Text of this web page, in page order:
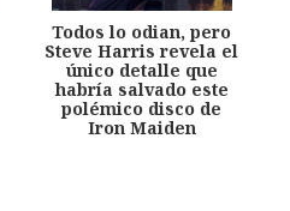
Todos lo odian, pero
Steve Harris revela el
único detalle que
habría salvado este
polémico disco de
Iron Maiden